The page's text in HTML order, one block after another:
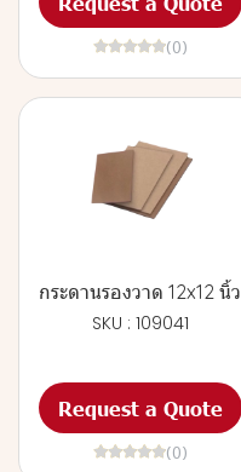
(0)
กระดานรองวาด 12x12 นิ้ว
SKU : 109041
Request a Quote
(0)